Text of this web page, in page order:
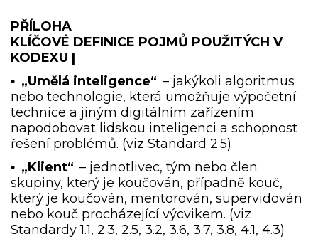
PŘÍLOHA
KLÍČOVÉ DEFINICE POJMŮ POUŽITÝCH V
KODEXU |
• „Umělá inteligence“ – jakýkoli algoritmus
nebo technologie, která umožňuje výpočetní
technice a jiným digitálním zařízením
napodobovat lidskou inteligenci a schopnost
řešení problémů. (viz Standard 2.5)
• „Klient“ – jednotlivec, tým nebo člen
skupiny, který je koučován, případně kouč,
který je koučován, mentorován, supervidován
nebo kouč procházející výcvikem. (viz
Standardy 1.1, 2.3, 2.5, 3.2, 3.6, 3.7, 3.8, 4.1, 4.3)